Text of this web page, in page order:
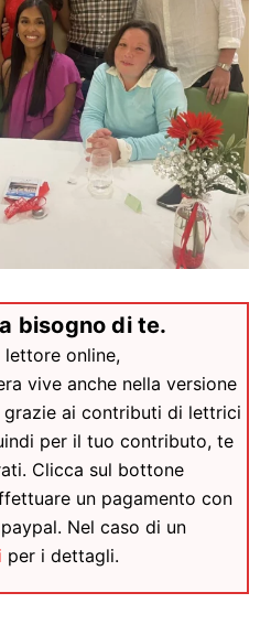
bisogno di te.
online,
vive anche nella versione
ai contributi di lettrici
per il tuo contributo, te
Clicca sul bottone
un pagamento con
Nel caso di un
per i dettagli.